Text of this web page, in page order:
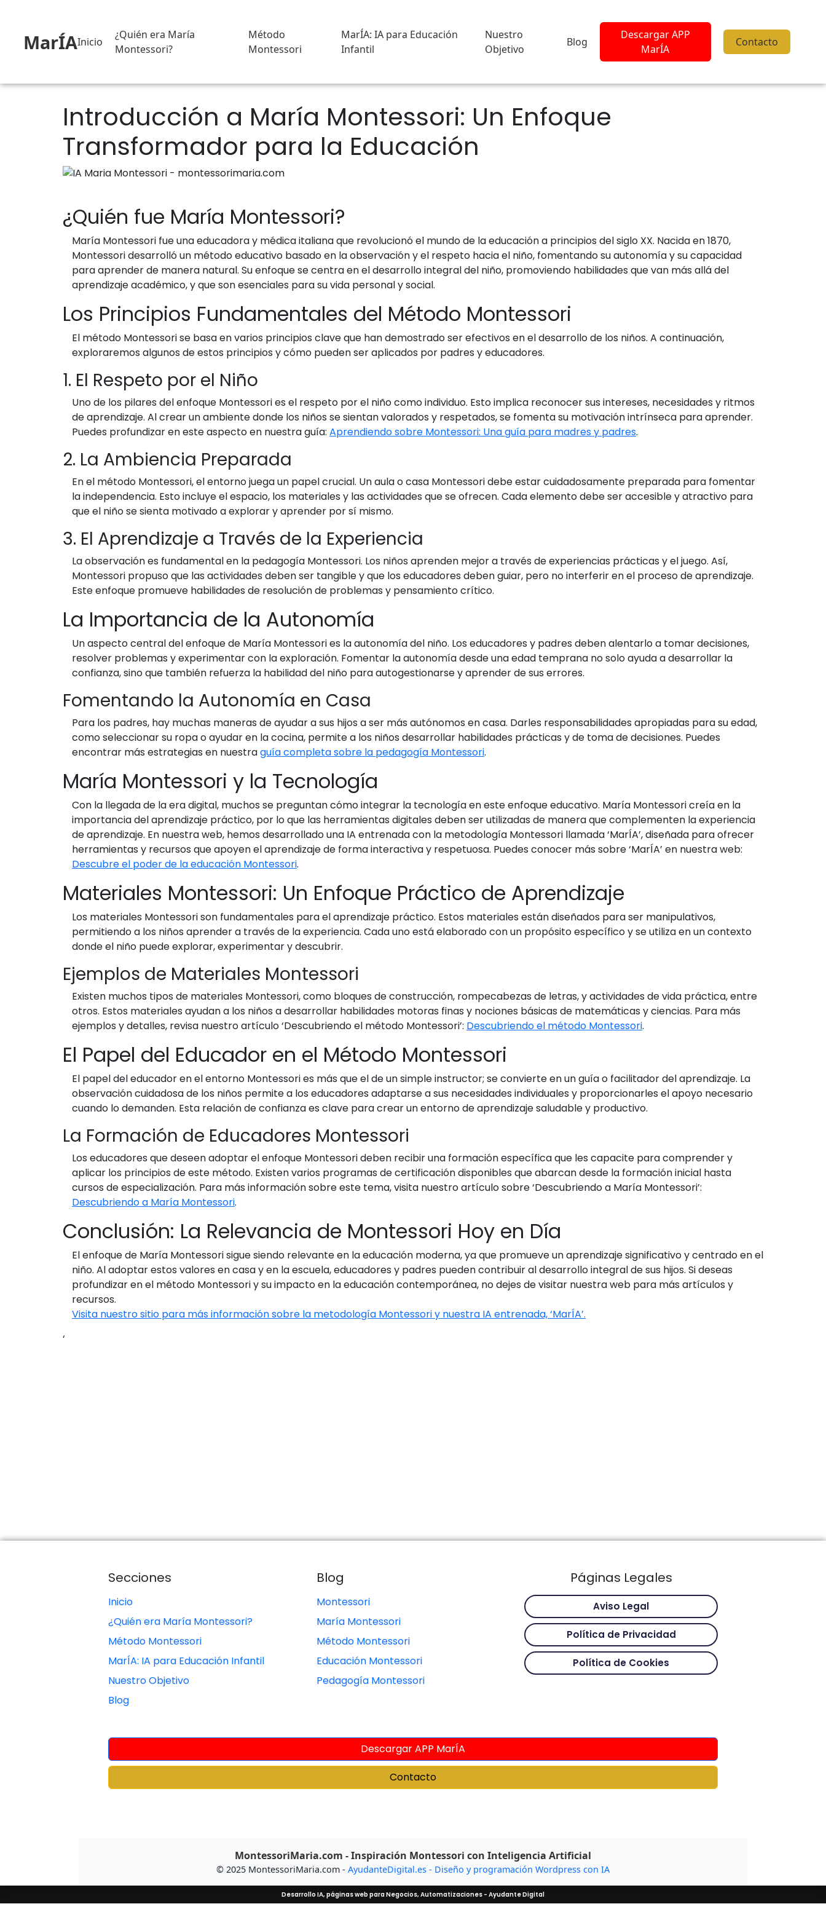
MarÍAInicio
¿Quién era María
Montessori?
Método
Montessori
MarÍA: IA para Educación
Infantil
Nuestro
Objetivo
Blog
Descargar APP
MarÍA
Contacto
Introducción a María Montessori: Un Enfoque
Transformador para la Educación
¿Quién fue María Montessori?
María Montessori fue una educadora y médica italiana que revolucionó el mundo de la educación a principios del siglo XX. Nacida en 1870,
Montessori desarrolló un método educativo basado en la observación y el respeto hacia el niño, fomentando su autonomía y su capacidad
para aprender de manera natural. Su enfoque se centra en el desarrollo integral del niño, promoviendo habilidades que van más allá del
aprendizaje académico, y que son esenciales para su vida personal y social.
Los Principios Fundamentales del Método Montessori
El método Montessori se basa en varios principios clave que han demostrado ser efectivos en el desarrollo de los niños. A continuación,
exploraremos algunos de estos principios y cómo pueden ser aplicados por padres y educadores.
1. El Respeto por el Niño
Uno de los pilares del enfoque Montessori es el respeto por el niño como individuo. Esto implica reconocer sus intereses, necesidades y ritmos
de aprendizaje. Al crear un ambiente donde los niños se sientan valorados y respetados, se fomenta su motivación intrínseca para aprender.
Puedes profundizar en este aspecto en nuestra guía: Aprendiendo sobre Montessori: Una guía para madres y padres.
2. La Ambiencia Preparada
En el método Montessori, el entorno juega un papel crucial. Un aula o casa Montessori debe estar cuidadosamente preparada para fomentar
la independencia. Esto incluye el espacio, los materiales y las actividades que se ofrecen. Cada elemento debe ser accesible y atractivo para
que el niño se sienta motivado a explorar y aprender por sí mismo.
3. El Aprendizaje a Través de la Experiencia
La observación es fundamental en la pedagogía Montessori. Los niños aprenden mejor a través de experiencias prácticas y el juego. Así,
Montessori propuso que las actividades deben ser tangible y que los educadores deben guiar, pero no interferir en el proceso de aprendizaje.
Este enfoque promueve habilidades de resolución de problemas y pensamiento crítico.
La Importancia de la Autonomía
Un aspecto central del enfoque de María Montessori es la autonomía del niño. Los educadores y padres deben alentarlo a tomar decisiones,
resolver problemas y experimentar con la exploración. Fomentar la autonomía desde una edad temprana no solo ayuda a desarrollar la
confianza, sino que también refuerza la habilidad del niño para autogestionarse y aprender de sus errores.
Fomentando la Autonomía en Casa
Para los padres, hay muchas maneras de ayudar a sus hijos a ser más autónomos en casa. Darles responsabilidades apropiadas para su edad,
como seleccionar su ropa o ayudar en la cocina, permite a los niños desarrollar habilidades prácticas y de toma de decisiones. Puedes
encontrar más estrategias en nuestraguía completa sobre la pedagogía Montessori.
María Montessori y la Tecnología
Con la llegada de la era digital, muchos se preguntan cómo integrar la tecnología en este enfoque educativo. María Montessori creía en la
importancia del aprendizaje práctico, por lo que las herramientas digitales deben ser utilizadas de manera que complementen la experiencia
de aprendizaje. En nuestra web, hemos desarrollado una IA entrenada con la metodología Montessori llamada ‘MarÍA’, diseñada para ofrecer
herramientas y recursos que apoyen el aprendizaje de forma interactiva y respetuosa. Puedes conocer más sobre ‘MarÍA’ en nuestra web:
Descubre el poder de la educación Montessori.
Materiales Montessori: Un Enfoque Práctico de Aprendizaje
Los materiales Montessori son fundamentales para el aprendizaje práctico. Estos materiales están diseñados para ser manipulativos,
permitiendo a los niños aprender a través de la experiencia. Cada uno está elaborado con un propósito específico y se utiliza en un contexto
donde el niño puede explorar, experimentar y descubrir.
Ejemplos de Materiales Montessori
Existen muchos tipos de materiales Montessori, como bloques de construcción, rompecabezas de letras, y actividades de vida práctica, entre
otros. Estos materiales ayudan a los niños a desarrollar habilidades motoras finas y nociones básicas de matemáticas y ciencias. Para más
ejemplos y detalles, revisa nuestro artículo ‘Descubriendo el método Montessori’: Descubriendo el método Montessori.
El Papel del Educador en el Método Montessori
El papel del educador en el entorno Montessori es más que el de un simple instructor; se convierte en un guía o facilitador del aprendizaje. La
observación cuidadosa de los niños permite a los educadores adaptarse a sus necesidades individuales y proporcionarles el apoyo necesario
cuando lo demanden. Esta relación de confianza es clave para crear un entorno de aprendizaje saludable y productivo.
La Formación de Educadores Montessori
Los educadores que deseen adoptar el enfoque Montessori deben recibir una formación específica que les capacite para comprender y
aplicar los principios de este método. Existen varios programas de certificación disponibles que abarcan desde la formación inicial hasta
cursos de especialización. Para más información sobre este tema, visita nuestro artículo sobre ‘Descubriendo a María Montessori’:
Descubriendo a María Montessori.
Conclusión: La Relevancia de Montessori Hoy en Día
El enfoque de María Montessori sigue siendo relevante en la educación moderna, ya que promueve un aprendizaje significativo y centrado en el
niño. Al adoptar estos valores en casa y en la escuela, educadores y padres pueden contribuir al desarrollo integral de sus hijos. Si deseas
profundizar en el método Montessori y su impacto en la educación contemporánea, no dejes de visitar nuestra web para más artículos y
recursos.
Visita nuestro sitio para más información sobre la metodología Montessori y nuestra IA entrenada, ‘MarÍA’.
‘
Secciones
Inicio
¿Quién era María Montessori?
Método Montessori
MarÍA: IA para Educación Infantil
Nuestro Objetivo
Blog
Blog
Montessori
María Montessori
Método Montessori
Educación Montessori
Pedagogía Montessori
Páginas Legales
Aviso Legal
Política de Privacidad
Política de Cookies
Descargar APP MarÍA
Contacto
MontessoriMaria.com - Inspiración Montessori con Inteligencia Artificial
© 2025 MontessoriMaria.com - AyudanteDigital.es - Diseño y programación Wordpress con IA
Desarrollo IA, páginas web para Negocios, Automatizaciones - Ayudante Digital